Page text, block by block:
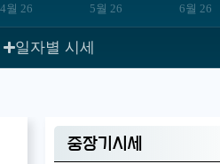
4월 26 5월 26 6월 26
일자별 시세
중장기시세